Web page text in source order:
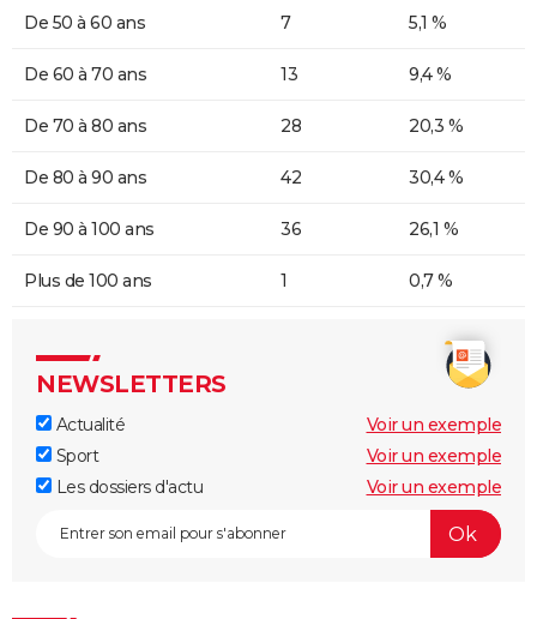
De 50 à 60 ans 7 5,1 %
De 60 à 70 ans 13 9,4 %
De 70 à 80 ans 28 20,3 %
De 80 à 90 ans 42 30,4 %
De 90 à 100 ans 36 26,1 %
Plus de 100 ans 1 0,7 %
NEWSLETTERS
Actualité
Voir un exemple
Sport
Voir un exemple
Les dossiers d'actu
Voir un exemple